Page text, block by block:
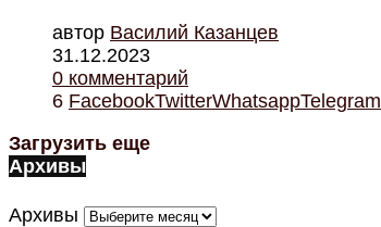
автор Василий Казанцев
31.12.2023
0 комментарий
6 FacebookTwitterWhatsappTelegram
Загрузить еще
Архивы
Архивы